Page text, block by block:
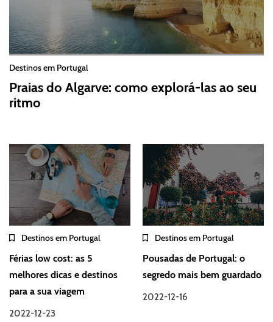
Destinos em Portugal
Praias do Algarve: como explorá-las ao seu
ritmo
Destinos em Portugal
Férias low cost: as 5
melhores dicas e destinos
para a sua viagem
2022-12-23
Destinos em Portugal
Pousadas de Portugal: o
segredo mais bem guardado
2022-12-16